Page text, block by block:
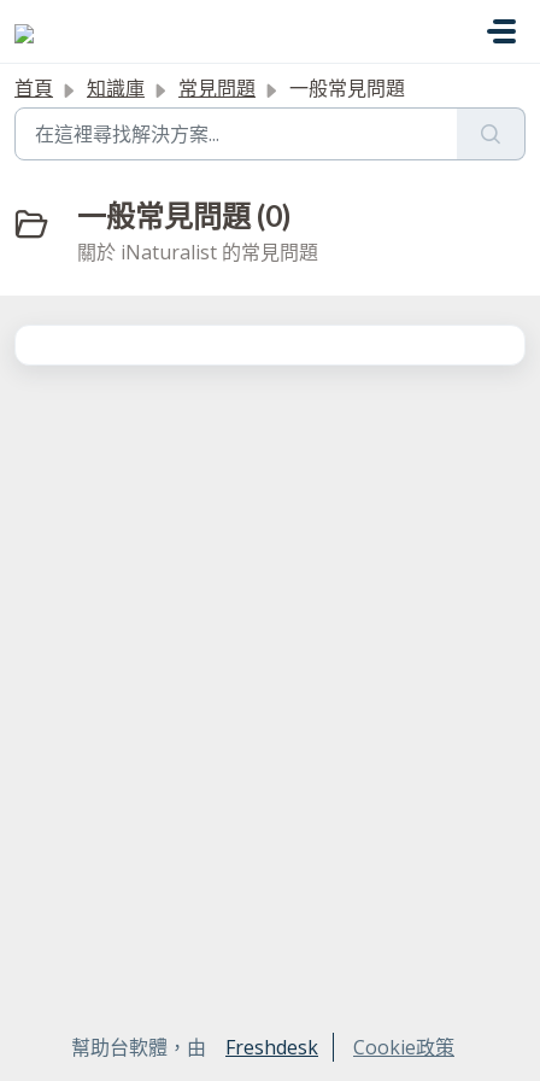
首頁 知識庫 常見問題 一般常見問題
一般常見問題 (0)
關於 iNaturalist 的常見問題
幫助台軟體，由 Freshdesk Cookie政策